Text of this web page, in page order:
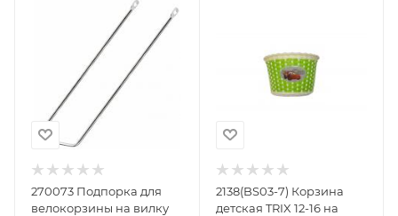
270073 Подпорка для
велокорзины на вилку
2138(BS03-7) Корзина
детская TRIX 12-16 на